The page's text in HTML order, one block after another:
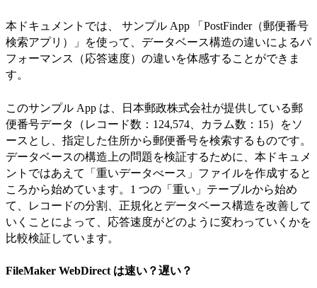
本ドキュメントでは、 サンプル App 「PostFinder（郵便番号
検索アプリ）」を使って、データベース構造の違いによるパ
フォーマンス（応答速度）の違いを体感することができま
す。
このサンプル App は、日本郵政株式会社が提供している郵
便番号データ（レコード数：124,574、カラム数：15）をソ
ースとし、指定した住所から郵便番号を検索するものです。
データベースの構造上の問題を検証するために、本ドキュメ
ントではあえて「重いデータべース」ファイルを作成すると
ころから始めています。1 つの「重い」テーブルから始め
て、レコードの分割、正規化とデータベース構造を改善して
いくことによって、応答速度がどのように変わっていくかを
比較検証しています。
FileMaker WebDirect は速い？遅い？